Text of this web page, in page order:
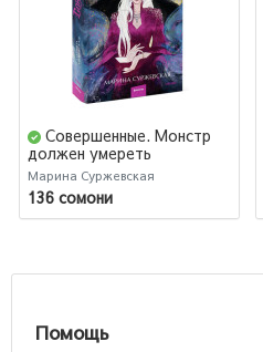
Совершенные. Монстр
должен умереть
Марина Суржевская
136 сомони
Помощь